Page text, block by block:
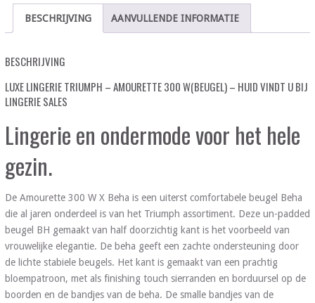
BESCHRIJVING AANVULLENDE INFORMATIE
BESCHRIJVING
LUXE LINGERIE TRIUMPH – AMOURETTE 300 W(BEUGEL) – HUID VINDT U BIJ
LINGERIE SALES
Lingerie en ondermode voor het hele
gezin.
De Amourette 300 W X Beha is een uiterst comfortabele beugel Beha
die al jaren onderdeel is van het Triumph assortiment. Deze un-padded
beugel BH gemaakt van half doorzichtig kant is het voorbeeld van
vrouwelijke elegantie. De beha geeft een zachte ondersteuning door
de lichte stabiele beugels. Het kant is gemaakt van een prachtig
bloempatroon, met als finishing touch sierranden en borduursel op de
boorden en de bandjes van de beha. De smalle bandjes van de